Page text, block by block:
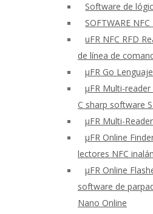
Software de
SOFTWARE
uFR NFC RFD
de línea de
μFR Go
μFR Multi-
C sharp software
μFR Multi-
μFR Online
lectores NFC
μFR Online
software de
Nano Online